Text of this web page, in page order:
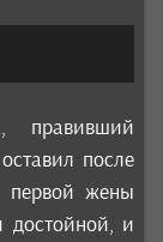
правивший
после
первой жены
и